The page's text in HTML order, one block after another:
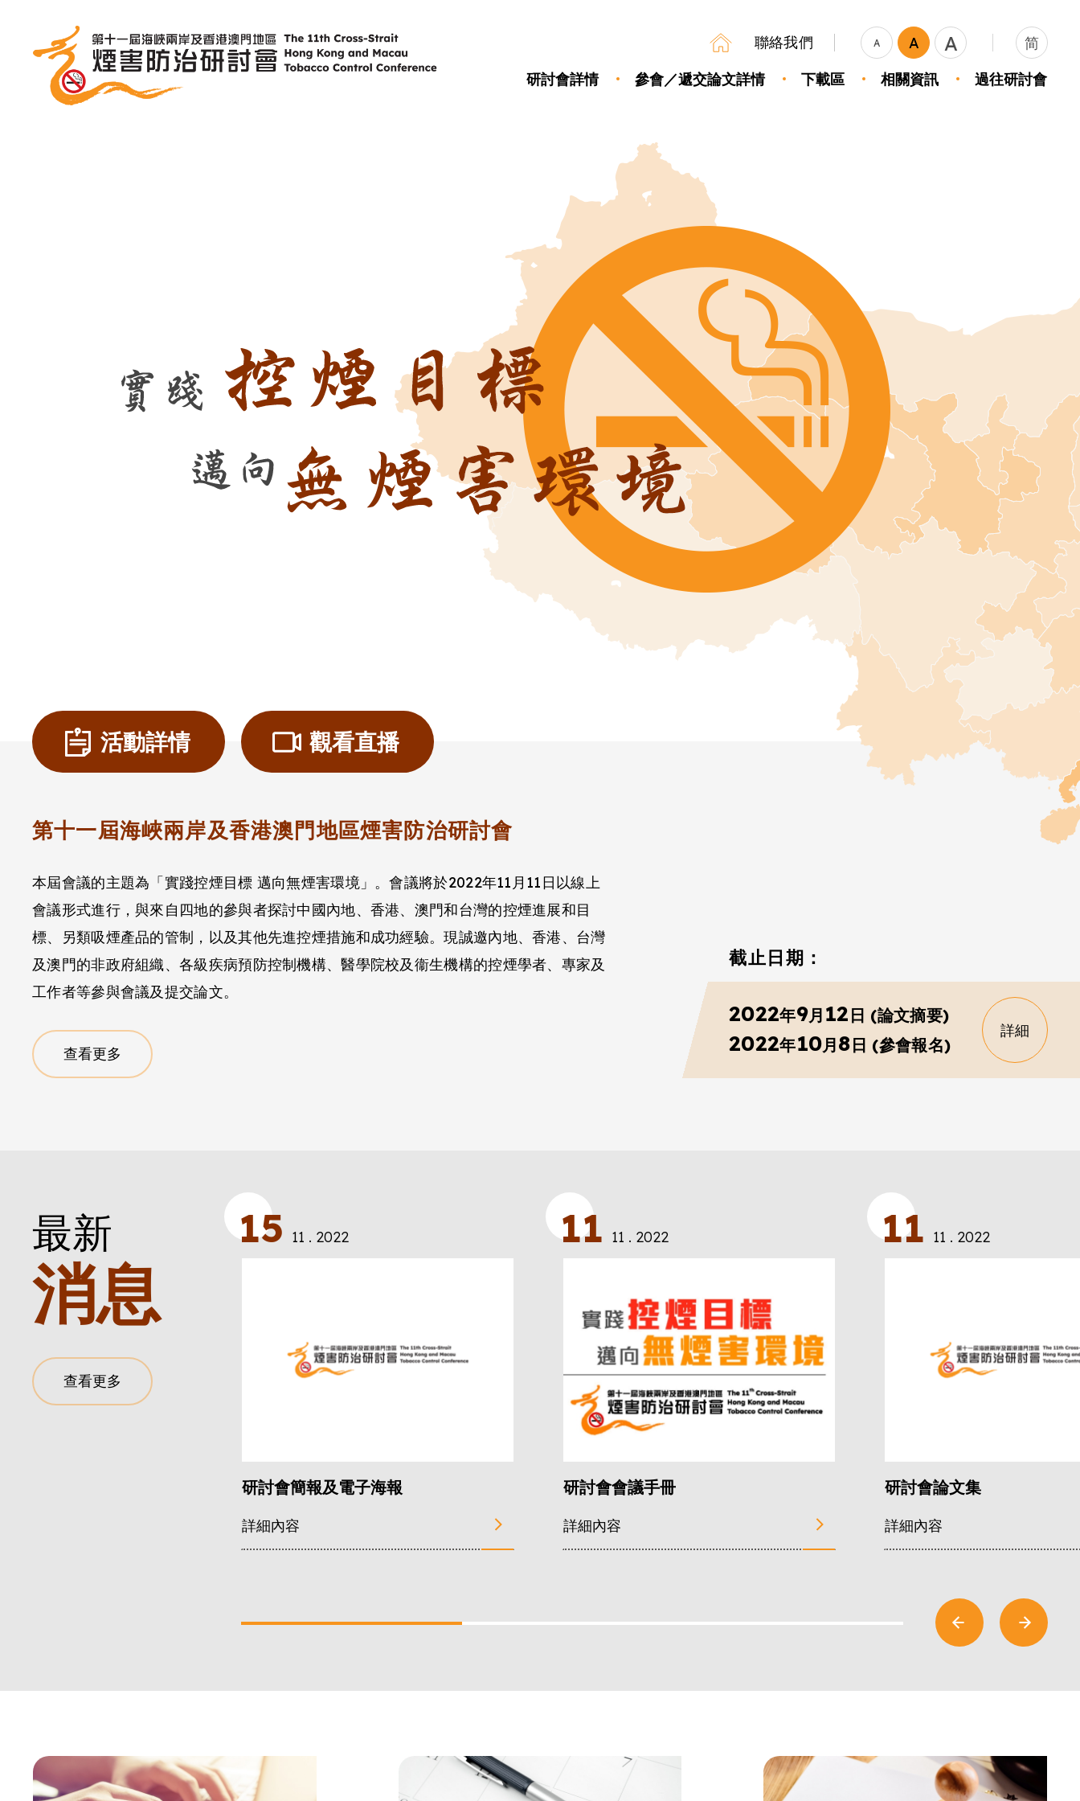
聯絡我們 A A A
简
研討會詳情
參會／遞交論文詳情 下載區 相關資訊 過往研討會
活動詳情 觀看直播
第十一屆海峽兩岸及香港澳門地區煙害防治研討會
本屆會議的主題為「實踐控煙目標 邁向無煙害環境」。會議將於2022年11月11日以線上
會議形式進行，與來自四地的參與者探討中國內地、香港、澳門和台灣的控煙進展和目
標、另類吸煙產品的管制，以及其他先進控煙措施和成功經驗。現誠邀內地、香港、台灣
及澳門的非政府組織、各級疾病預防控制機構、醫學院校及衞生機構的控煙學者、專家及
工作者等參與會議及提交論文。
查看更多
截止日期：
2022年9月 12 日 (論文摘要)
2022年10月8日 (參會報名)
詳細
最新
消息
查看更多
15 11 . 2022
研討會簡報及電子海報
詳細內容
11 11 . 2022
研討會會議手冊
詳細內容
11 11 . 2022
研討會論文集
詳細內容